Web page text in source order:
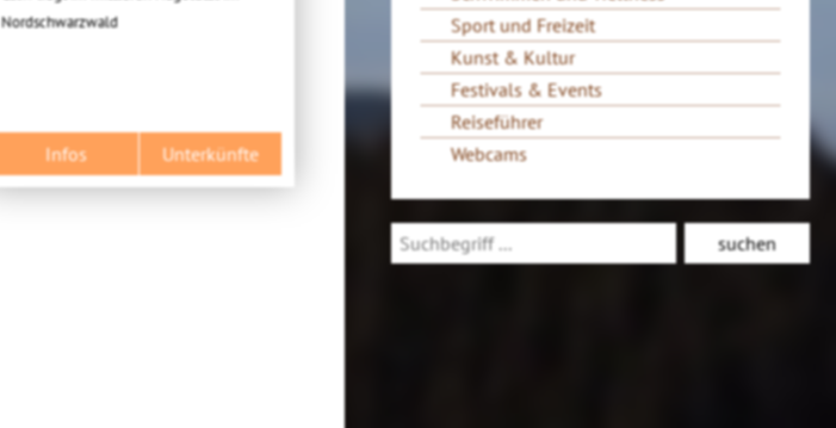
Nordschwarzwald
Infos Unterkünfte
Sport und Freizeit
Kunst & Kultur
Festivals & Events
Reiseführer
Webcams